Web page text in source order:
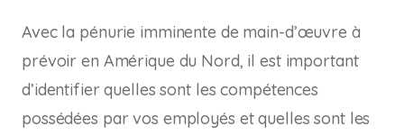
Avec la pénurie imminente de main-d’œuvre à
prévoir en Amérique du Nord, il est important
d’identifier quelles sont les compétences
possédées par vos employés et quelles sont les